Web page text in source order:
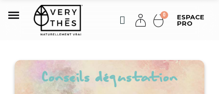
ESPACE
PRO
Conseils dégustation